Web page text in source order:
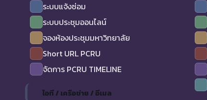
ระบบแจ้งซ่อม
ระบบประชุมออนไลน์
จองห้องประชุมมหาวิทยาลัย
Short URL PCRU
จัดการ PCRU TIMELINE
ไอที / เครือข่าย / อีเมล